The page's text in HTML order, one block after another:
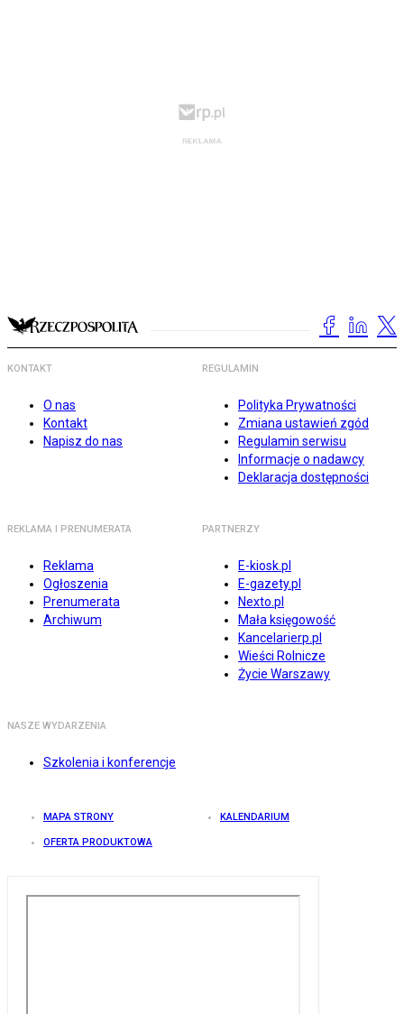
KONTAKT
O nas
Kontakt
Napisz do nas
REGULAMIN
Polityka Prywatności
Zmiana ustawień zgód
Regulamin serwisu
Informacje o nadawcy
Deklaracja dostępności
REKLAMA I PRENUMERATA
Reklama
Ogłoszenia
Prenumerata
Archiwum
PARTNERZY
E-kiosk.pl
E-gazety.pl
Nexto.pl
Mała księgowość
Kancelarierp.pl
Wieści Rolnicze
Życie Warszawy
NASZE WYDARZENIA
Szkolenia i konferencje
MAPA STRONY KALENDARIUM
OFERTA PRODUKTOWA